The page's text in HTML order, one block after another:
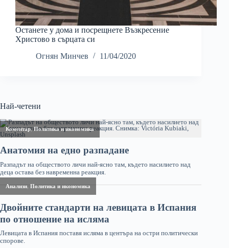
Останете у дома и посрещнете Възкресение
Христово в сърцата си
Огнян Минчев
11/04/2020
Най-четени